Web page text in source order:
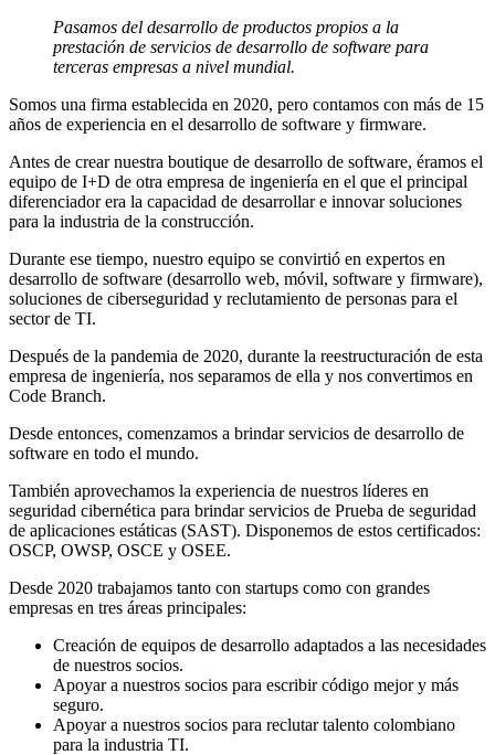
Pasamos del desarrollo de productos propios a la
prestación de servicios de desarrollo de software para
terceras empresas a nivel mundial.
Somos una firma establecida en 2020, pero contamos con más de 15
años de experiencia en el desarrollo de software y firmware.
Antes de crear nuestra boutique de desarrollo de software, éramos el
equipo de I+D de otra empresa de ingeniería en el que el principal
diferenciador era la capacidad de desarrollar e innovar soluciones
para la industria de la construcción.
Durante ese tiempo, nuestro equipo se convirtió en expertos en
desarrollo de software (desarrollo web, móvil, software y firmware),
soluciones de ciberseguridad y reclutamiento de personas para el
sector de TI.
Después de la pandemia de 2020, durante la reestructuración de esta
empresa de ingeniería, nos separamos de ella y nos convertimos en
Code Branch.
Desde entonces, comenzamos a brindar servicios de desarrollo de
software en todo el mundo.
También aprovechamos la experiencia de nuestros líderes en
seguridad cibernética para brindar servicios de Prueba de seguridad
de aplicaciones estáticas (SAST). Disponemos de estos certificados:
OSCP, OWSP, OSCE y OSEE.
Desde 2020 trabajamos tanto con startups como con grandes
empresas en tres áreas principales:
Creación de equipos de desarrollo adaptados a las necesidades
de nuestros socios.
Apoyar a nuestros socios para escribir código mejor y más
seguro.
Apoyar a nuestros socios para reclutar talento colombiano
para la industria TI.